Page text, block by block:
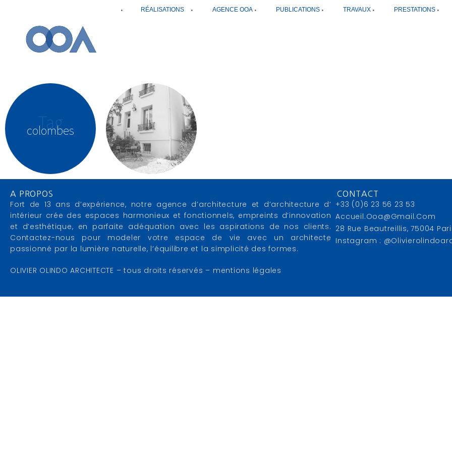
RÉALISATIONS AGENCE OOA PUBLICATIONS TRAVAUX PRESTATIONS
Tag
colombes
A PROPOS
Fort de 13 ans d’expérience, notre agence d’architecture et d’architecture d’
intérieur crée des espaces harmonieux et fonctionnels, empreints d’innovation
et d’esthétique, en parfaite adéquation avec les aspirations de nos clients.
Contactez-nous pour modeler votre espace de vie avec un architecte
passionné par la lumière naturelle, l’équilibre et la simplicité des formes.
OLIVIER OLINDO ARCHITECTE – tous droits réservés – mentions légales
CONTACT
+33 (0)6 23 56 23 53
Accueil.ooa@gmail.com
28 Rue Beautreillis, 75004
Instagram :